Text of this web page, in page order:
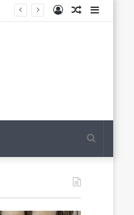
Sidebar
Tilfeldig
Log